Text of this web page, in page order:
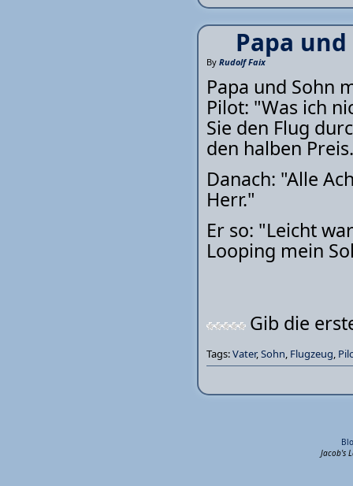
Papa
By Rudolf Faix
Papa und Sohn
Pilot: "Was ich
Sie den Flug
den halben
Danach: "Alle
Herr."
Er so: "Leicht
Looping mein
Gib die
Tags:Vater,Sohn, Flugzeug,
Jacob's